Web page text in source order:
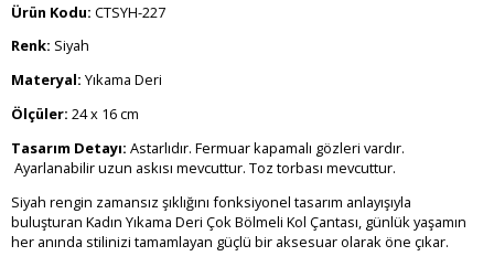
Ürün Kodu: CTSYH-227
Renk: Siyah
Materyal: Yıkama Deri
Ölçüler: 24 x 16 cm
Tasarım Detayı: Astarlıdır. Fermuar kapamalı gözleri vardır.
Ayarlanabilir uzun askısı mevcuttur. Toz torbası mevcuttur.
Siyah rengin zamansız şıklığını fonksiyonel tasarım anlayışıyla
buluşturan Kadın Yıkama Deri Çok Bölmeli Kol Çantası, günlük yaşamın
her anında stilinizi tamamlayan güçlü bir aksesuar olarak öne çıkar.